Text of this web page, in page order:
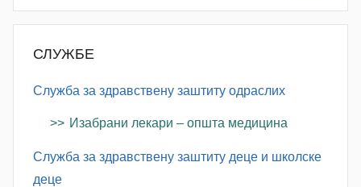
СЛУЖБЕ
Служба за здравствену заштиту одраслих
Изабрани лекари – општа медицина
Служба за здравствену заштиту деце и школске
деце